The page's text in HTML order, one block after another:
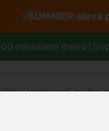
⚡SUMMER sleva
odesíláme ihned |